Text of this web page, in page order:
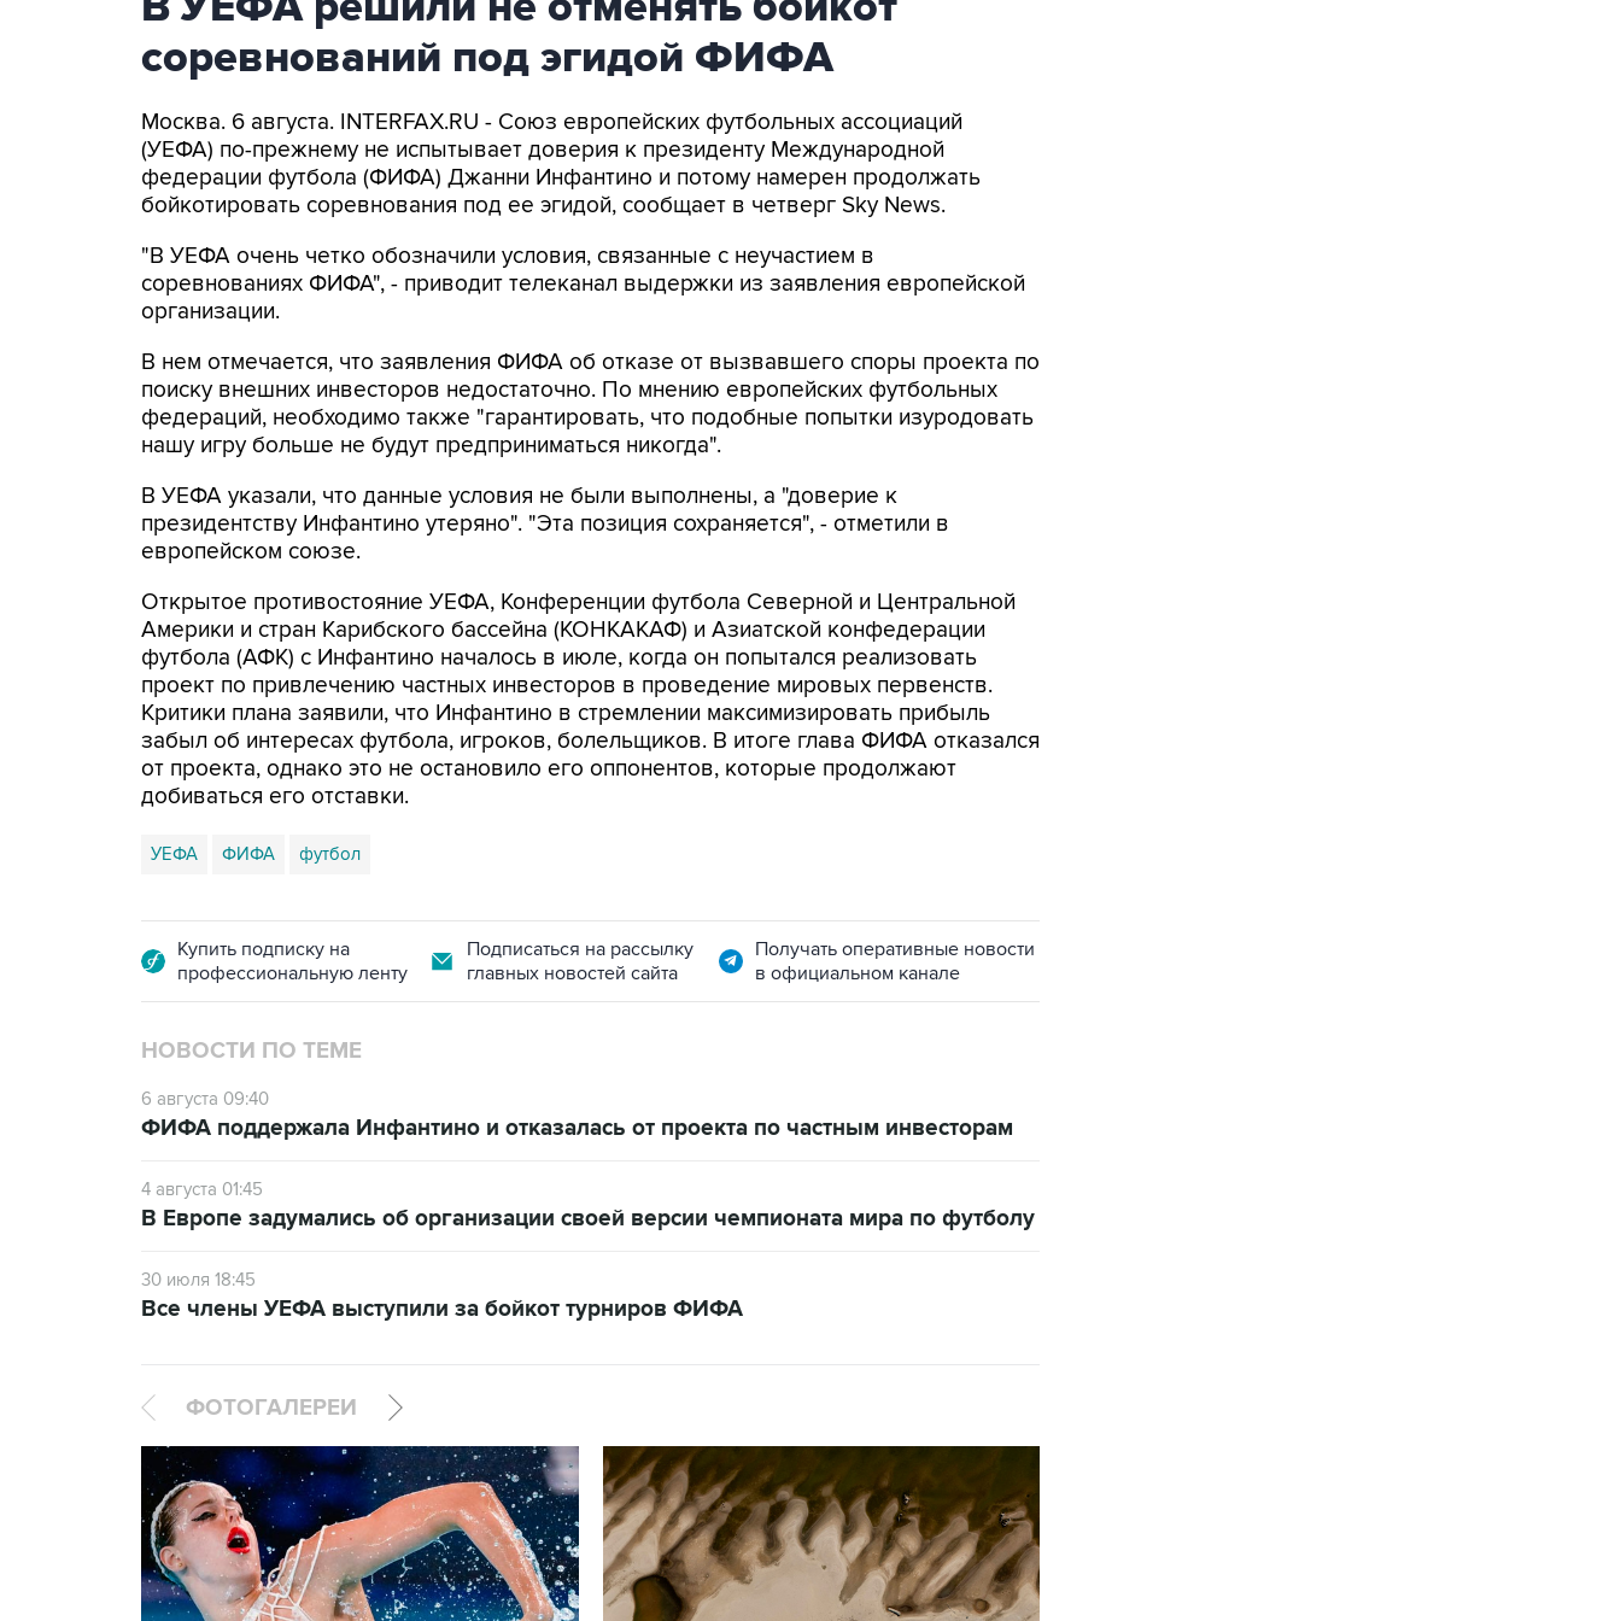
соревнований под эгидой ФИФА
Москва. 6 августа. INTERFAX.RU - Союз европейских футбольных ассоциаций
(УЕФА) по-прежнему не испытывает доверия к президенту Международной
федерации футбола (ФИФА) Джанни Инфантино и потому намерен продолжать
бойкотировать соревнования под ее эгидой, сообщает в четверг Sky News.
"В УЕФА очень четко обозначили условия, связанные с неучастием в
соревнованиях ФИФА", - приводит телеканал выдержки из заявления европейской
организации.
В нем отмечается, что заявления ФИФА об отказе от вызвавшего споры проекта по
поиску внешних инвесторов недостаточно. По мнению европейских футбольных
федераций, необходимо также "гарантировать, что подобные попытки изуродовать
нашу игру больше не будут предприниматься никогда".
В УЕФА указали, что данные условия не были выполнены, а "доверие к
президентству Инфантино утеряно". "Эта позиция сохраняется", - отметили в
европейском союзе.
Открытое противостояние УЕФА, Конференции футбола Северной и Центральной
Америки и стран Карибского бассейна (КОНКАКАФ) и Азиатской конфедерации
футбола (АФК) с Инфантино началось в июле, когда он попытался реализовать
проект по привлечению частных инвесторов в проведение мировых первенств.
Критики плана заявили, что Инфантино в стремлении максимизировать прибыль
забыл об интересах футбола, игроков, болельщиков. В итоге глава ФИФА отказался
от проекта, однако это не остановило его оппонентов, которые продолжают
добиваться его отставки.
УЕФА ФИФА футбол
Купить подписку на
профессиональную ленту
Подписаться на рассылку
главных новостей сайта
Получать оперативные новости
в официальном канале
НОВОСТИ ПО ТЕМЕ
6 августа 09:40
ФИФА поддержала Инфантино и отказалась от проекта по частным инвесторам
4 августа 01:45
В Европе задумались об организации своей версии чемпионата мира по футболу
30 июля 18:45
Все члены УЕФА выступили за бойкот турниров ФИФА
ФОТОГАЛЕРЕИ